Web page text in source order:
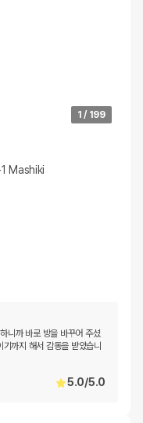
1 / 199
Mashiki
니까 바로 방을 바꾸어 주셨
까지 해서 감동을 받았습니
5.0/5.0